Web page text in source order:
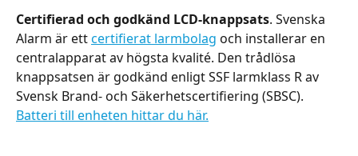
Certifierad och godkänd LCD-knappsats. Svenska
Alarm är ett certifierat larmbolag och installerar en
centralapparat av högsta kvalité. Den trådlösa
knappsatsen är godkänd enligt SSF larmklass R av
Svensk Brand- och Säkerhetscertifiering (SBSC).
Batteri till enheten hittar du här.